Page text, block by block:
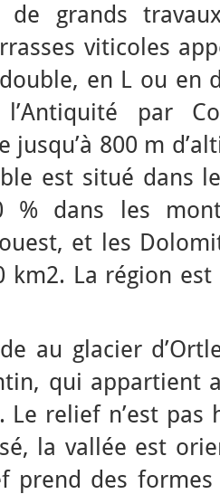
grands
viticoles
en L ou en
l’Antiquité par
jusqu’à 800 m
est situé dans
% dans les
et les
km2. La région
au glacier
qui appartient
Le relief n’est
la vallée est
prend des